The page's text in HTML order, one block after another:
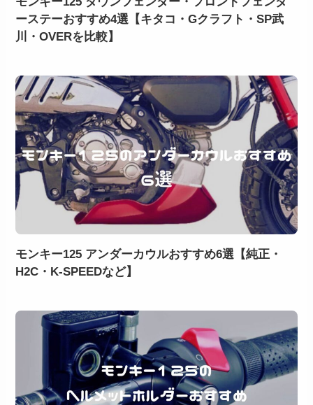
ーステーおすすめ4選【キタコ・Gクラフト・SP武
川・OVERを比較】
モンキー125 アンダーカウルおすすめ6選【純正・
H2C・K-SPEEDなど】